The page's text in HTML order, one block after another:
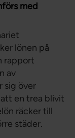
med
lönen på
rapport
av
sig över
en trea blivit
räcker till
städer.